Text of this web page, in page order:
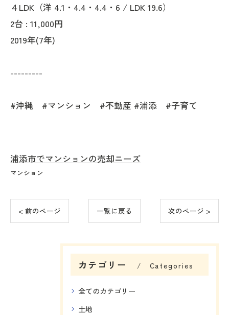
４LDK（洋 4.1・4.4・4.4・6 / LDK 19.6）
2台 : 11,000円
2019年(7年)
---------
#沖縄 #マンション #不動産 #浦添 #子育て
浦添市でマンションの売却ニーズ
マンション
< 前のページ 一覧に戻る 次のページ >
カテゴリー Categories
全てのカテゴリー
土地